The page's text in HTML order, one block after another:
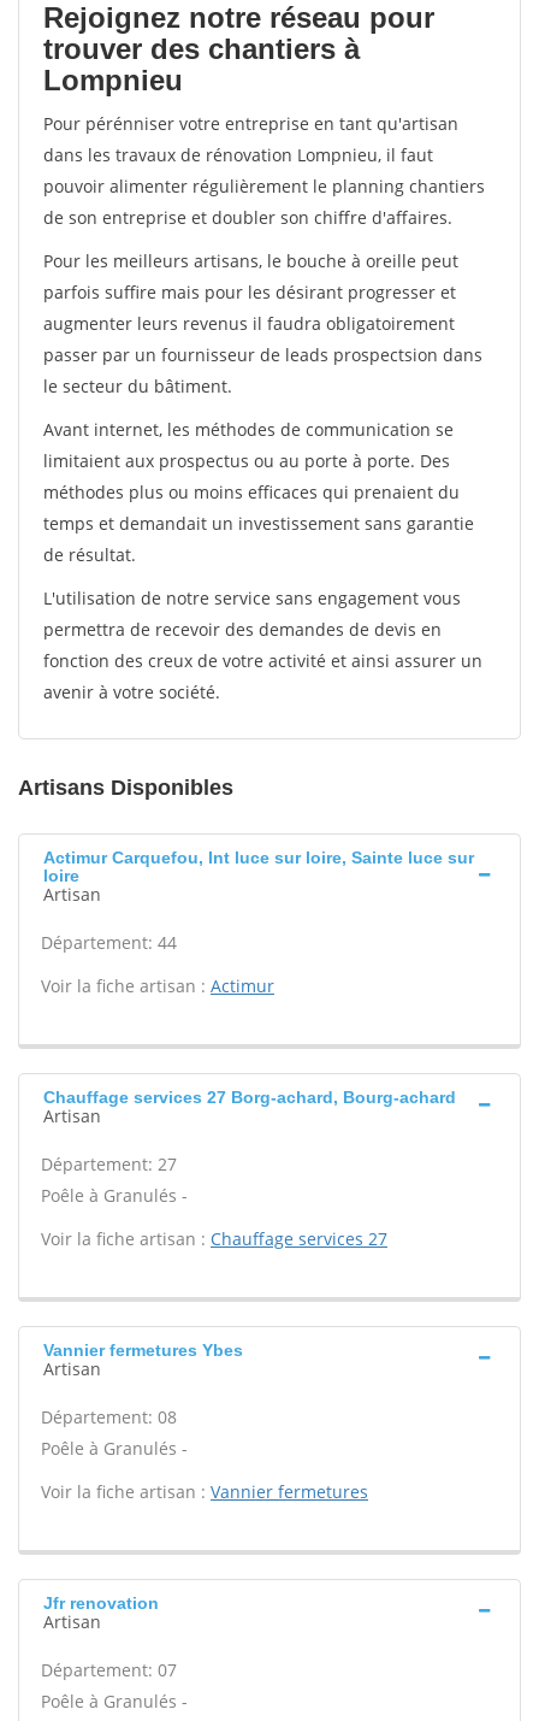
Rejoignez notre réseau pour
trouver des chantiers à
Lompnieu
Pour pérénniser votre entreprise en tant qu'artisan
dans les travaux de rénovation Lompnieu, il faut
pouvoir alimenter régulièrement le planning chantiers
de son entreprise et doubler son chiffre d'affaires.
Pour les meilleurs artisans, le bouche à oreille peut
parfois suffire mais pour les désirant progresser et
augmenter leurs revenus il faudra obligatoirement
passer par un fournisseur de leads prospectsion dans
le secteur du bâtiment.
Avant internet, les méthodes de communication se
limitaient aux prospectus ou au porte à porte. Des
méthodes plus ou moins efficaces qui prenaient du
temps et demandait un investissement sans garantie
de résultat.
L'utilisation de notre service sans engagement vous
permettra de recevoir des demandes de devis en
fonction des creux de votre activité et ainsi assurer un
avenir à votre société.
Artisans Disponibles
Actimur Carquefou, Int luce sur loire, Sainte luce sur
loire
Artisan
Département: 44
Voir la fiche artisan : Actimur
Chauffage services 27 Borg-achard, Bourg-achard
Artisan
Département: 27
Poêle à Granulés -
Voir la fiche artisan : Chauffage services 27
Vannier fermetures Ybes
Artisan
Département: 08
Poêle à Granulés -
Voir la fiche artisan : Vannier fermetures
Jfr renovation
Artisan
Département: 07
Poêle à Granulés -